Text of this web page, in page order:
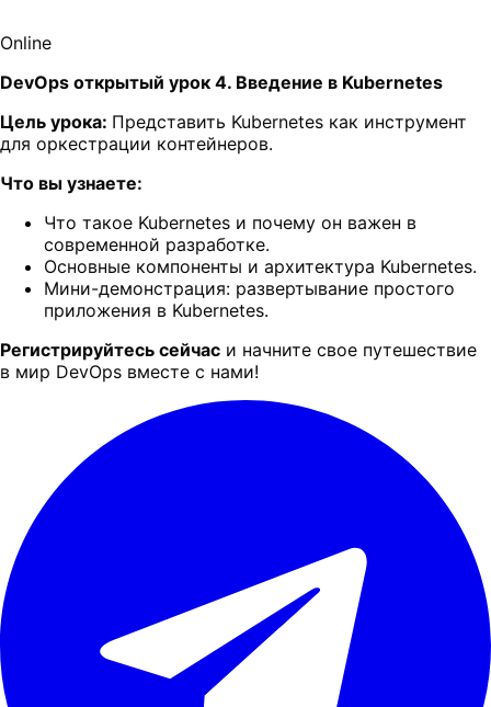
Online
DevOps открытый урок 4. Введение в Kubernetes
Цель урока: Представить Kubernetes как инструмент
для оркестрации контейнеров.
Что вы узнаете:
Что такое Kubernetes и почему он важен в
современной разработке.
Основные компоненты и архитектура Kubernetes.
Мини-демонстрация: развертывание простого
приложения в Kubernetes.
Регистрируйтесь сейчас и начните свое путешествие
в мир DevOps вместе с нами!